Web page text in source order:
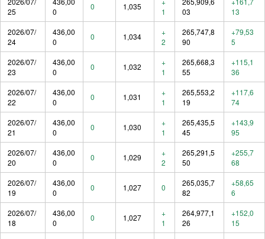
25
0
0 1,035
1
03
13
2026/07/
24
436,00
0
0 1,034
+
2
265,747,8
90
+79,53
5
2026/07/
23
436,00
0
0 1,032
+
1
265,668,3
55
+115,1
36
2026/07/
22
436,00
0
0 1,031
+
1
265,553,2
19
+117,6
74
2026/07/
21
436,00
0
0 1,030
+
1
265,435,5
45
+143,9
95
2026/07/
20
436,00
0
0 1,029
+
2
265,291,5
50
+255,7
68
2026/07/
19
436,00
0
0 1,027 0
265,035,7
82
+58,65
6
2026/07/
18
436,00
0
0 1,027
+
1
264,977,1
26
+152,0
15